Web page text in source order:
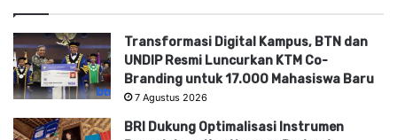
Transformasi Digital Kampus, BTN dan
UNDIP Resmi Luncurkan KTM Co-
Branding untuk 17.000 Mahasiswa Baru
7 Agustus 2026
BRI Dukung Optimalisasi Instrumen